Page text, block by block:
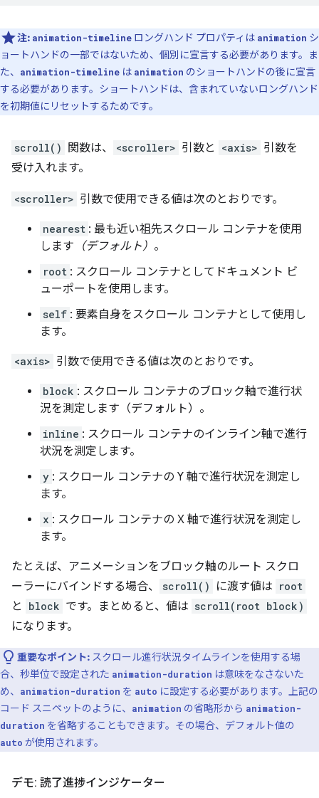
注: animation-timeline ロングハンド プロパティは animation シ
ョートハンドの一部ではないため、個別に宣言する必要があります。ま
た、
animation-timeline は animation のショートハンドの後に宣言
する必要があります。ショートハンドは、含まれていないロングハンド
を初期値にリセットするためです。
scroll() 関数は、 <scroller> 引数と <axis> 引数を
受け入れます。
<scroller> 引数で使用できる値は次のとおりです。
nearest : 最も近い祖先スクロール コンテナを使用
します （デフォルト） 。
root : スクロール コンテナとしてドキュメント ビ
ューポートを使用します。
self : 要素自身をスクロール コンテナとして使用し
ます。
<axis> 引数で使用できる値は次のとおりです。
block : スクロール コンテナのブロック軸で進行状
況を測定します（デフォルト）。
inline : スクロール コンテナのインライン軸で進行
状況を測定します。
y : スクロール コンテナの Y 軸で進行状況を測定し
ます。
x : スクロール コンテナの X 軸で進行状況を測定し
ます。
たとえば、アニメーションをブロック軸のルート スクロ
ーラーにバインドする場合、
scroll() に渡す値は root
と block です。まとめると、値は scroll(root block)
になります。
重要なポイント: スクロール進行状況タイムラインを使用する場
合、秒単位で設定された animation-duration は意味をなさないた
め、
animation-duration を auto に設定する必要があります。上記の
コード スニペットのように、
animation の省略形から animation-
duration を省略することもできます。その場合、デフォルト値の
auto が使用されます。
デモ: 読了進捗インジケーター